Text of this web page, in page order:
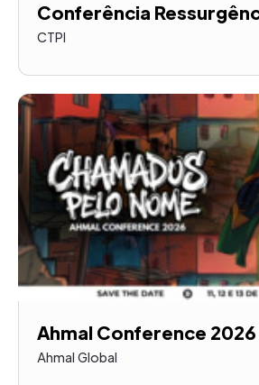
Conferência
CTPI
Ahmal Conference 2026
Ahmal Global